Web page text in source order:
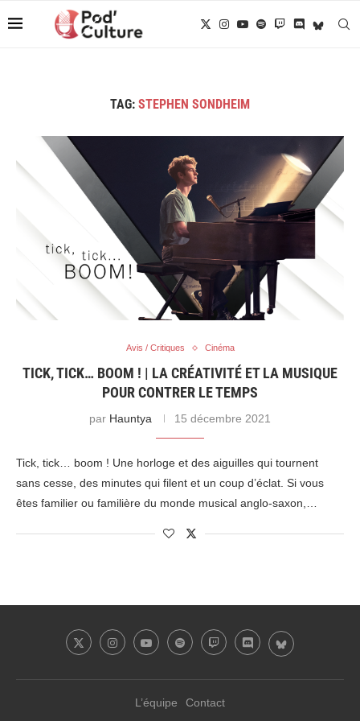
TAG: STEPHEN SONDHEIM
Avis / Critiques Cinéma
TICK, TICK… BOOM ! | LA CRÉATIVITÉ ET LA MUSIQUE
POUR CONTRER LE TEMPS
par Hauntya 15 décembre 2021
Tick, tick… boom ! Une horloge et des aiguilles qui tournent
sans cesse, des minutes qui filent et un coup d’éclat. Si vous
êtes familier ou familière du monde musical anglo-saxon,…
L’équipe Contact